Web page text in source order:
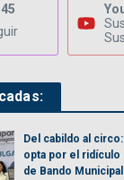
Del cabildo al
opta por el
de Bando Municipal